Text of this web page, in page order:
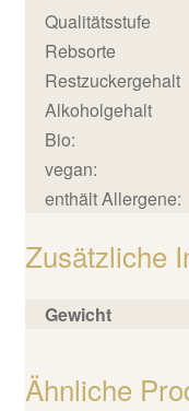
Qualitätsstufe
Rebsorte
Restzuckergehalt
Alkoholgehalt
Bio:
vegan:
enthält Allergene:
Zusätzliche
Gewicht
Ähnliche